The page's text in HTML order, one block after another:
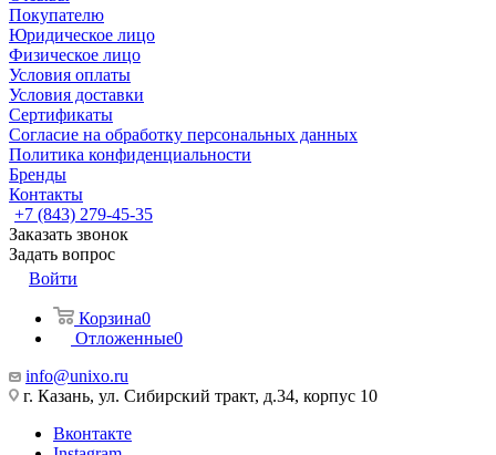
Покупателю
Юридическое лицо
Физическое лицо
Условия оплаты
Условия доставки
Сертификаты
Согласие на обработку персональных данных
Политика конфиденциальности
Бренды
Контакты
+7 (843) 279-45-35
Заказать звонок
Задать вопрос
Войти
Корзина0
Отложенные0
info@unixo.ru
г. Казань, ул. Сибирский тракт, д.34, корпус 10
Вконтакте